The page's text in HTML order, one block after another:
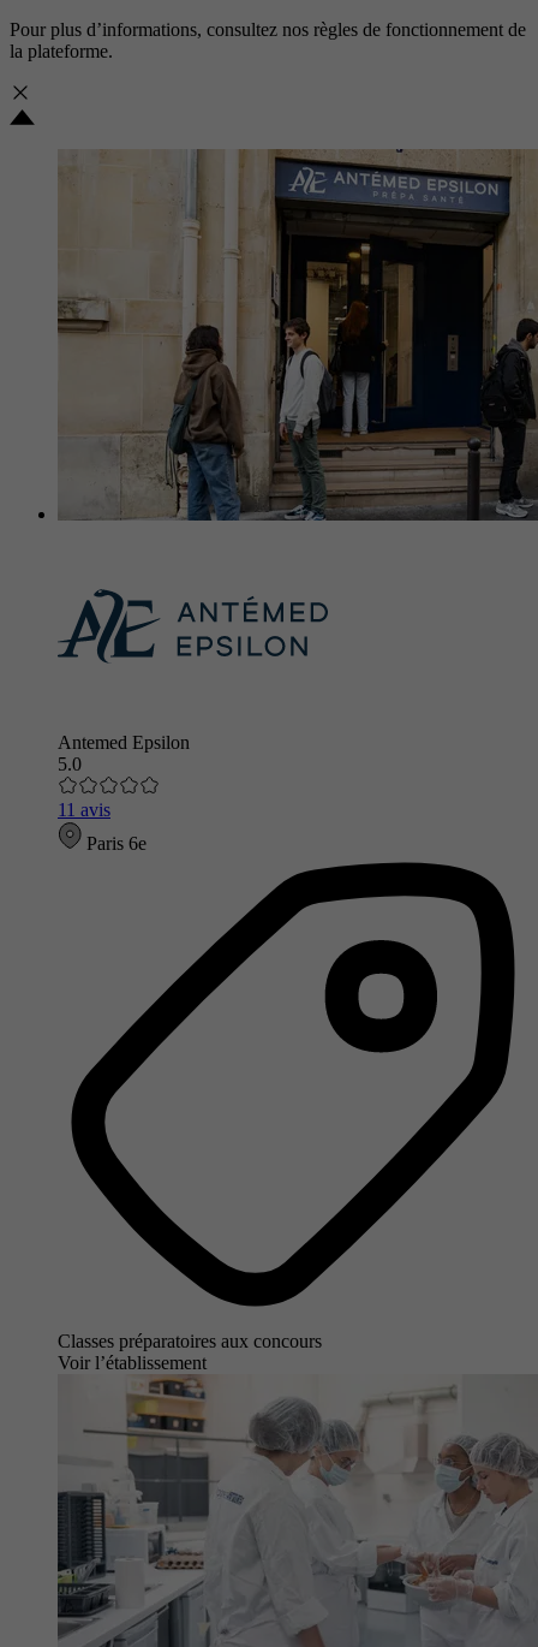
Pour plus d’informations, consultez nos règles de fonctionnement de
la plateforme.
Antemed Epsilon
5.0
11 avis
Paris 6e
Classes préparatoires aux concours
Voir l’établissement